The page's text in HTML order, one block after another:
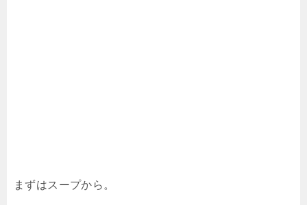
まずはスープから。